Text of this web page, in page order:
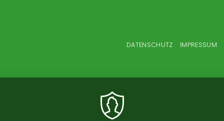
DATENSCHUTZ IMPRESSUM